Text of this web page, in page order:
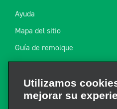
Ayuda
Mapa del sitio
Guía de remolque
Recursos
Noticias de la industria
Encuentre un recibo
mejorar su
Nosotros y terceros